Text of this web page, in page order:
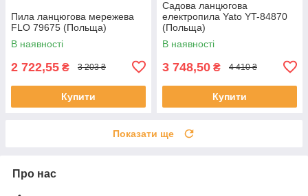
Пила ланцюгова мережева
FLO 79675 (Польща)
В наявності
2 722,55 ₴ 3 203 ₴
Купити
Садова ланцюгова
електропила Yato YT-84870
(Польща)
В наявності
3 748,50 ₴ 4 410 ₴
Купити
Показати ще
Про нас